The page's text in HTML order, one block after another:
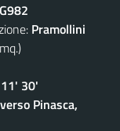
G982
Pramollini
30'
Pinasca,